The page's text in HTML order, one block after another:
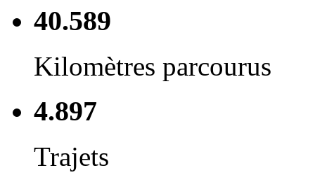
40.589
Kilomètres parcourus
4.897
Trajets